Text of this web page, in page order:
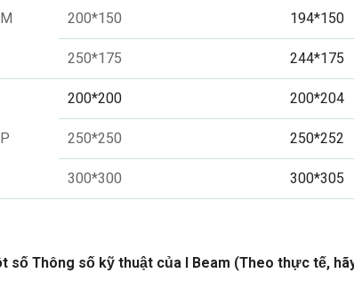
200*150
194*150
250*175
244*175
200*200 200*204
250*250
250*252
300*300
300*305
số Thông số kỹ thuật của I Beam (Theo thực tế,